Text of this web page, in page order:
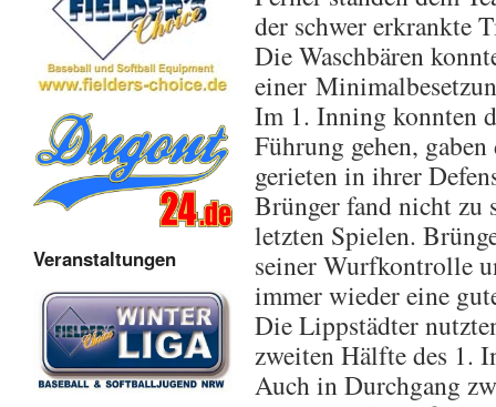
der schwer erkrankte
Die Waschbären
einer
Im 1. Inning konnten
Führung gehen,
gerieten in ihrer
Brünger fand nicht zu
letzten Spielen.
seiner Wurfkontrolle
immer wieder eine
Die Lippstädter
zweiten Hälfte des 1.
Auch in Durchgang
Veranstaltungen